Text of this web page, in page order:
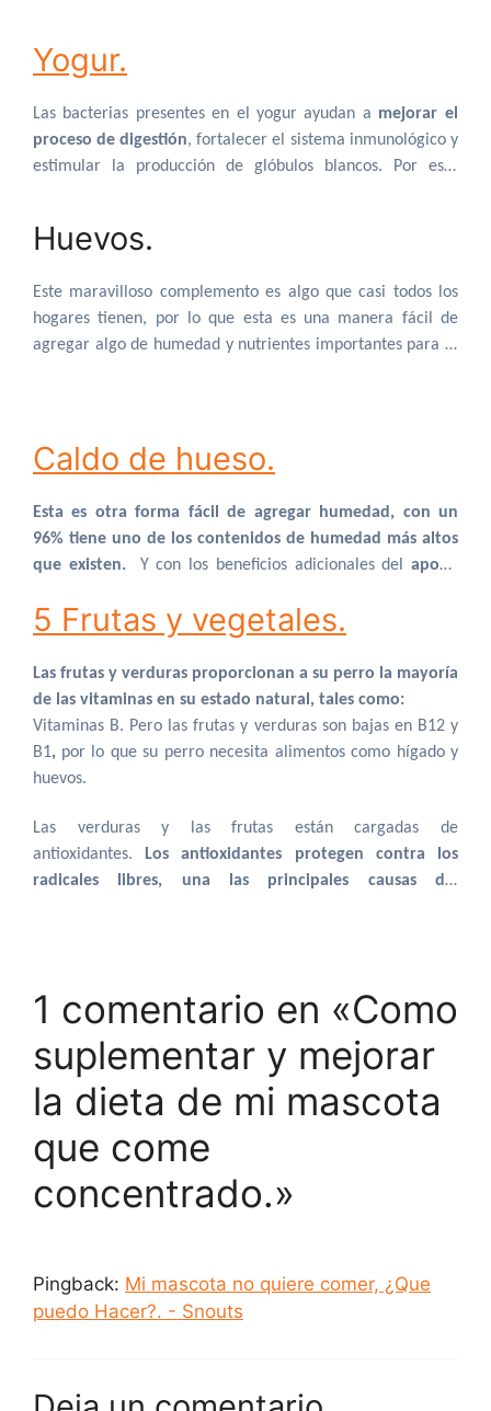
humedad, esta es una gran adición a cualquier croqueta,
ya que tiene un 79% de humedad.
Yogur.
Las bacterias presentes en el yogur ayudan a mejorar el
proceso de digestión, fortalecer el sistema inmunológico y
estimular la producción de glóbulos blancos. Por este
intestinal.
Huevos.
Este maravilloso complemento es algo que casi todos los
hogares tienen, por lo que esta es una manera fácil de
agregar algo de humedad y nutrientes importantes para el
Caldo de hueso.
Esta es otra forma fácil de agregar humedad, con un
96% tiene uno de los contenidos de humedad más altos
que existen.
Y con los beneficios adicionales del apoyo
inmunológico, el apoyo al hígado y mucho más. Es un
complemento imprescindible para cualquier persona que
tenga una mascota y la quiera ver saludable, muy
recomendado para mascotas mayores o perros
quisquillosos a la hora de comer.
5 Frutas y vegetales.
Las frutas y verduras proporcionan a su perro la mayoría
de las vitaminas en su estado natural, tales como:
Vitaminas B. Pero las frutas y verduras son bajas en B12 y
B1, por lo que su perro necesita alimentos como hígado y
huevos.
Las verduras y las frutas están cargadas de
antioxidantes.
Los antioxidantes protegen contra los
radicales libres, una las principales causas del
1 comentario en «Como
suplementar y mejorar
la dieta de mi mascota
que come
concentrado.»
Pingback: Mi mascota no quiere comer, ¿Que
puedo Hacer?. - Snouts